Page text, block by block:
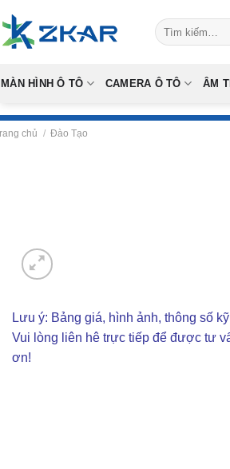
to
content
Tìm
kiếm:
MÀN HÌNH Ô TÔ CAMERA Ô TÔ ÂM
chủ / Đào Tạo
Lưu ý: Bảng giá, hình ảnh, thông số
Vui lòng liên hê trực tiếp để được tư
ơn!